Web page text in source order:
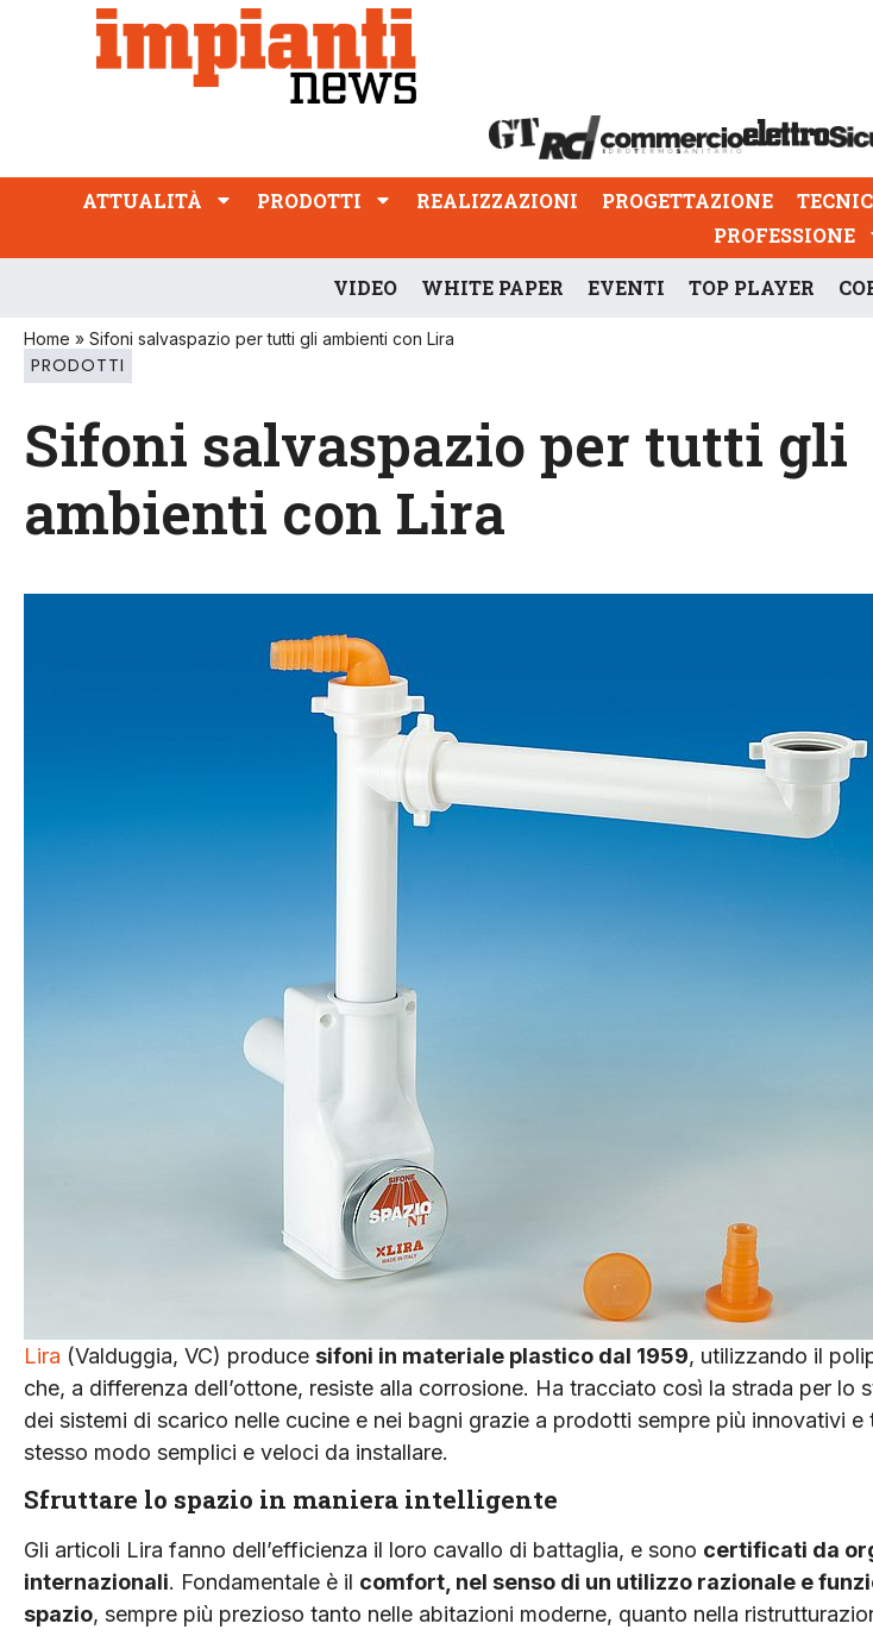
ATTUALITÀ PRODOTTI REALIZZAZIONI
PROFESSIONE
ATTUALITÀ PRODOTTI REALIZZAZIONI PROGETTAZIONE
PROFESSIONE
VIDEO WHITE PAPER EVENTI TOP PLAYER
Home » Sifoni salvaspazio per tutti gli ambienti con Lira
PRODOTTI
Sifoni salvaspazio per tutti gli
ambienti con Lira
Lira (Valduggia, VC) produce sifoni in materiale plastico dal 1959, utilizzando il
che, a differenza dell’ottone, resiste alla corrosione. Ha tracciato così la strada per lo
dei sistemi di scarico nelle cucine e nei bagni grazie a prodotti sempre più innovativi e
stesso modo semplici e veloci da installare.
Sfruttare lo spazio in maniera intelligente
Gli articoli Lira fanno dell’efficienza il loro cavallo di battaglia, e sono certificati da
internazionali. Fondamentale è il comfort, nel senso di un utilizzo razionale e
spazio, sempre più prezioso tanto nelle abitazioni moderne, quanto nella